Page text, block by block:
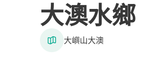
大澳水鄉
大嶼山大澳